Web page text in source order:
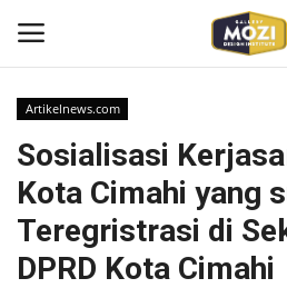
Home
Mozi Design Institute
Artikelnews.com
Sosialisasi
Kota Cimahi yang
Teregristrasi di
DPRD Kota Cimahi